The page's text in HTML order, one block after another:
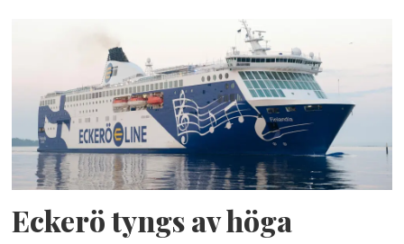
Eckerö tyngs av höga